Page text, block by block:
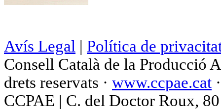
Avís Legal | Política de
Consell Català de la Producció
drets reservats · www.ccpae.cat
CCPAE | C. del Doctor Roux,